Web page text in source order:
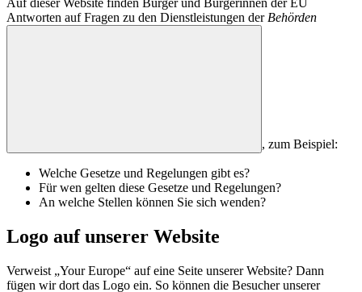
Antworten auf Fragen zu den Dienstleistungen der Behörden
, zum Beispiel:
Welche Gesetze und Regelungen gibt es?
Für wen gelten diese Gesetze und Regelungen?
An welche Stellen können Sie sich wenden?
Logo auf unserer Website
Verweist „Your Europe“ auf eine Seite unserer Website? Dann
fügen wir dort das Logo ein. So können die Besucher unserer